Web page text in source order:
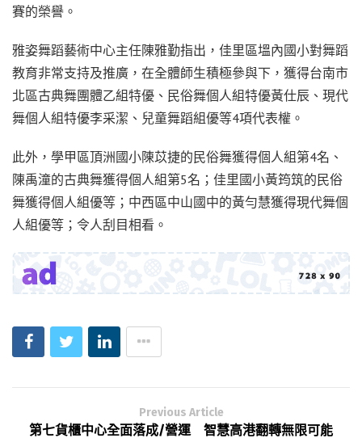
賽的榮譽。
雅姿舞蹈藝術中心主任陳雅勤指出，佳里區塭內國小對舞蹈
教育非常支持及推廣，在全體師生積極參與下，獲得台南市
北區古典舞團體乙組特優、民俗舞個人組特優黃仕辰、現代
舞個人組特優李采潔、兒童舞蹈組優等4項代表權。
此外，學甲區頂洲國小陳苡捷的民俗舞獲得個人組第4名、
陳禹潼的古典舞獲得個人組第5名；佳里國小黃筠筑的民俗
舞獲得個人組優等；中西區中山國中的黃勻慧獲得現代舞個
人組優等；令人刮目相看。
Previous Article
第七貨櫃中心全面落成/營運 智慧高港翻轉無限可能